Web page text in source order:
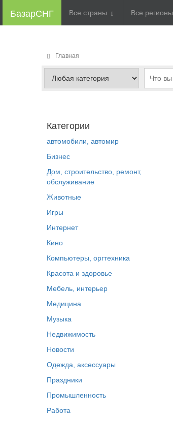
БазарСНГ Все страны Все регионы
Главная
Категории
автомобили, автомир
Бизнес
Дом, строительство, ремонт,
обслуживание
Животные
Игры
Интернет
Кино
Компьютеры, оргтехника
Красота и здоровье
Мебель, интерьер
Медицина
Музыка
Недвижимость
Новости
Одежда, аксессуары
Праздники
Промышленность
Работа